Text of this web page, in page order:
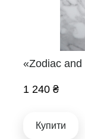
«Zodiac
1 240 ₴
Купити